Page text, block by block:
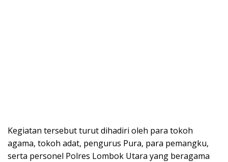
Kegiatan tersebut turut dihadiri oleh para tokoh
agama, tokoh adat, pengurus Pura, para pemangku,
serta personel Polres Lombok Utara yang beragama